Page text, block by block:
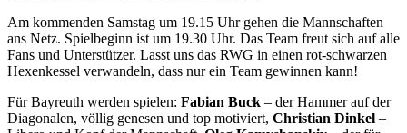
Am kommenden Samstag um 19.15 Uhr gehen die Mannschaften
ans Netz. Spielbeginn ist um 19.30 Uhr. Das Team freut sich auf alle
Fans und Unterstützer. Lasst uns das RWG in einen rot-schwarzen
Hexenkessel verwandeln, dass nur ein Team gewinnen kann!
Für Bayreuth werden spielen: Fabian Buck – der Hammer auf der
Diagonalen, völlig genesen und top motiviert, Christian Dinkel –